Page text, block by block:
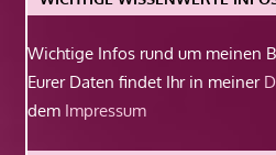
Wichtige Infos rund um meinen
Eurer Daten findet Ihr in meiner
dem Impressum